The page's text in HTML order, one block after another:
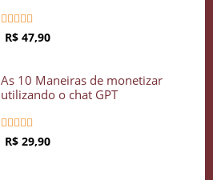
    
R$ 47,90
As 10 Maneiras de monetizar
utilizando o chat GPT
    
R$ 29,90